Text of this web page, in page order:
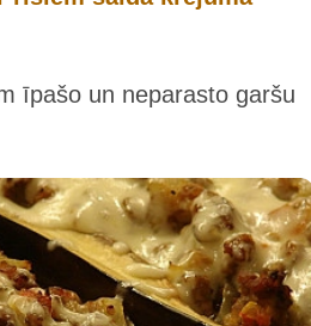
īpašo un neparasto garšu